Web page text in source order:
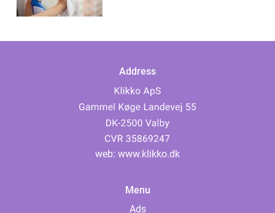
Address
web: www.klikko.dk
Menu
Ads